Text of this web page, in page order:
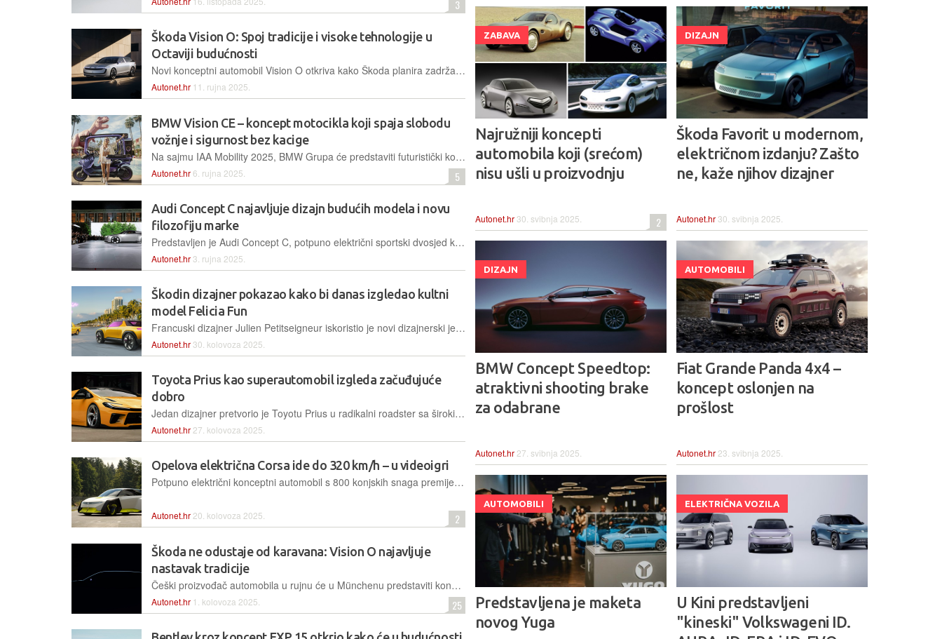
3
Škoda Vision O: Spoj tradicije i visoke tehnologije u
Octaviji budućnosti
Novi konceptni automobil Vision O otkriva kako Škoda planira zadržati vodeću poziciju u segmentu karavana spajajući odvažan dizajn, održive materijale i naprednu umjetnu inteligenciju
Autonet.hr 11. rujna 2025.
BMW Vision CE – koncept motocikla koji spaja slobodu
vožnje i sigurnost bez kacige
Na sajmu IAA Mobility 2025, BMW Grupa će predstaviti futuristički koncept električnog vozila na dva kotača koje svojim inovativnim sigurnosnim kavezom eliminira potrebu za sigurnosnom opremom
Autonet.hr 6. rujna 2025. 5
Audi Concept C najavljuje dizajn budućih modela i novu
filozofiju marke
Predstavljen je Audi Concept C, potpuno električni sportski dvosjed koji utjelovljuje novu filozofiju dizajna marke budućnosti, koju karakteriziraju radikalna jednostavnost i tehnička preciznost
Autonet.hr 3. rujna 2025.
Škodin dizajner pokazao kako bi danas izgledao kultni
model Felicia Fun
Francuski dizajner Julien Petitseigneur iskoristio je novi dizajnerski jezik 'Modern Solid' i umjetnu inteligenciju kako bi stvorio suvremenu interpretaciju jednog od najoriginalnijih Škodinih modela
Autonet.hr 30. kolovoza 2025.
Toyota Prius kao superautomobil izgleda začuđujuće
dobro
Jedan dizajner pretvorio je Toyotu Prius u radikalni roadster sa širokim body kitom. Iako je riječ samo o CGI konceptu, dokazuje da i najskromniji hibrid može sanjati o superautomobilu
Autonet.hr 27. kolovoza 2025.
Opelova električna Corsa ide do 320 km/h – u videoigri
Potpuno električni konceptni automobil s 800 konjskih snaga premijerno će biti prikazan na sajmu IAA Mobility u Münchenu, a ove jeseni bit će dostupan igračima popularne simulacije Gran Turismo 7
Autonet.hr 20. kolovoza 2025. 2
Škoda ne odustaje od karavana: Vision O najavljuje
nastavak tradicije
Češki proizvođač automobila u rujnu će u Münchenu predstaviti konceptni karavan koji najavljuje evoluciju dizajnerskog jezika "Modern Solid", slavi 130 godina tradicije i stavlja fokus na održivost
Autonet.hr 1. kolovoza 2025. 25
ZABAVA
Najružniji koncepti
automobila koji (srećom)
nisu ušli u proizvodnju
Autonet.hr 30. svibnja 2025. 2
DIZAJN
Škoda Favorit u modernom,
električnom izdanju? Zašto
ne, kaže njihov dizajner
Autonet.hr 30. svibnja 2025.
DIZAJN
BMW Concept Speedtop:
atraktivni shooting brake
za odabrane
Autonet.hr 27. svibnja 2025.
AUTOMOBILI
Fiat Grande Panda 4x4 –
koncept oslonjen na
prošlost
Autonet.hr 23. svibnja 2025.
AUTOMOBILI
Predstavljena je maketa
novog Yuga
ELEKTRIČNA VOZILA
U Kini predstavljeni
"kineski" Volkswageni ID.